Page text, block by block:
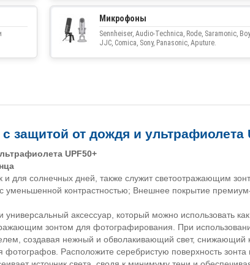
Микрофоны
Sennheiser, Audio-Technica, Rode, Saramonic,
JJC, Comica, Sony, Panasonic, Aputure.
защитой от дождя и ультрафиолета
UPF50+
и для солнечных дней, также служит светоотражающим
контрастностью; Внешнее покрытие
аксессуар, который можно использовать
зонтом для фотографирования. При
создавая нежный и обволакивающий свет, снижающий
Расположите серебристую поверхность